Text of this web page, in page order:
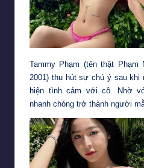
Tammy Phạm (tên thật Phạm
2001) thu hút sự chú ý sau khi
hiện tình cảm với cô. Nhờ
nhanh chóng trở thành người